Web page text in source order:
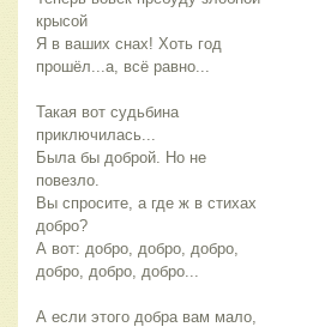
крысой
Я в ваших снах! Хоть год
прошёл...а, всё равно...
Такая вот судьбина
приключилась...
Была бы доброй. Но не
повезло.
Вы спросите, а где ж в стихах
добро?
А вот: добро, добро, добро,
добро, добро, добро...
А если этого добра вам мало,